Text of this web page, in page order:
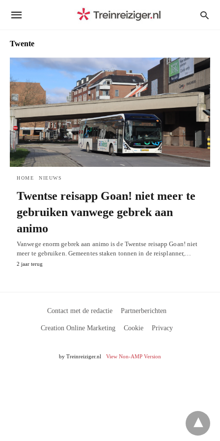
Twente
HOME NIEUWS
Twentse reisapp Goan! niet meer te
gebruiken vanwege gebrek aan
animo
Vanwege enorm gebrek aan animo is de Twentse reisapp Goan! niet
meer te gebruiken. Gemeentes staken tonnen in de reisplanner,…
2 jaar terug
Contact met de redactie Partnerberichten
Creation Online Marketing Cookie Privacy
by Treinreiziger.nl View Non-AMP Version